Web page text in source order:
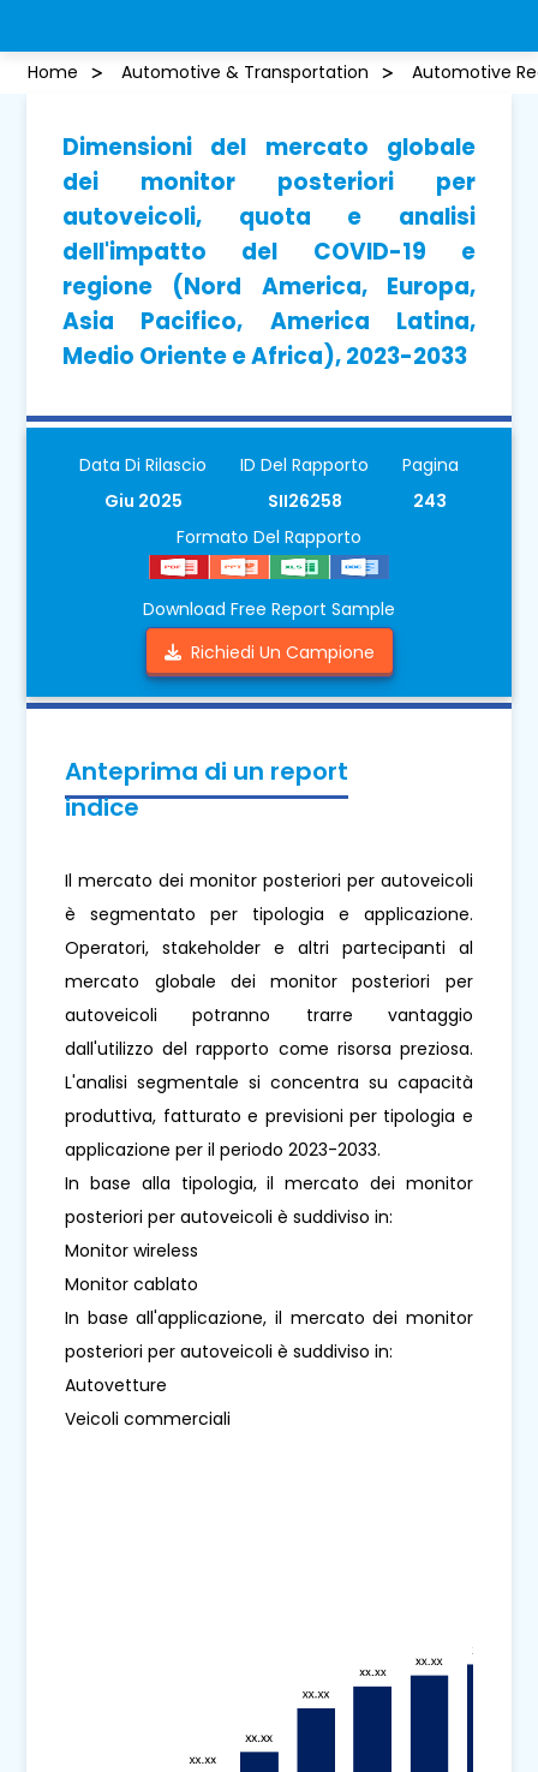
Home Automotive & Transportation Automotive
Dimensioni del mercato globale
dei monitor posteriori per
autoveicoli, quota e analisi
dell'impatto del COVID-19 e
regione (Nord America, Europa,
Asia Pacifico, America Latina,
Medio Oriente e Africa), 2023-2033
Data Di Rilascio
Giu 2025
ID Del Rapporto
SII26258
Pagina
243
Formato Del Rapporto
Download Free Report Sample
Richiedi Un Campione
Anteprima di un report
indice
Il mercato dei monitor posteriori per autoveicoli
è segmentato per tipologia e applicazione.
Operatori, stakeholder e altri partecipanti al
mercato globale dei monitor posteriori per
autoveicoli potranno trarre vantaggio
dall'utilizzo del rapporto come risorsa preziosa.
L'analisi segmentale si concentra su capacità
produttiva, fatturato e previsioni per tipologia e
applicazione per il periodo 2023-2033.
In base alla tipologia, il mercato dei monitor
posteriori per autoveicoli è suddiviso in:
Monitor wireless
Monitor cablato
In base all'applicazione, il mercato dei monitor
posteriori per autoveicoli è suddiviso in:
Autovetture
Veicoli commerciali